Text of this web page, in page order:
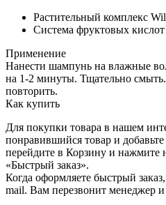
Растительный комплекс
Система фруктовых кислот
Применение
Нанести шампунь на влажные
на 1-2 минуты. Тщательно
повторить.
Как купить
Для покупки товара в нашем
понравившийся товар и
перейдите в Корзину и нажмите
«Быстрый заказ».
Когда оформляете быстрый
mail. Вам перезвонит менеджер и